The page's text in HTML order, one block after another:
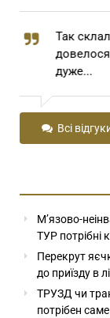
до
Всі
М’язово-
ТУР потрібні
Перекрут
до приїзду в
ТРУЗД чи
потрібен